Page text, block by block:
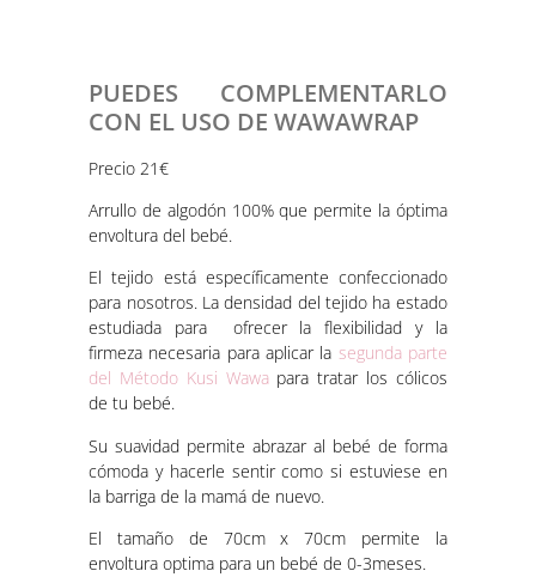
PUEDES COMPLEMENTARLO
CON EL USO DE WAWAWRAP
Precio 21€
Arrullo de algodón 100% que permite la óptima
envoltura del bebé.
El tejido está específicamente confeccionado
para nosotros. La densidad del tejido ha estado
estudiada para ofrecer la flexibilidad y la
firmeza necesaria para aplicar la segunda parte
del Método Kusi Wawapara tratar los cólicos
de tu bebé.
Su suavidad permite abrazar al bebé de forma
cómoda y hacerle sentir como si estuviese en
la barriga de la mamá de nuevo.
El tamaño de 70cm x 70cm permite la
envoltura optima para un bebé de 0-3meses.